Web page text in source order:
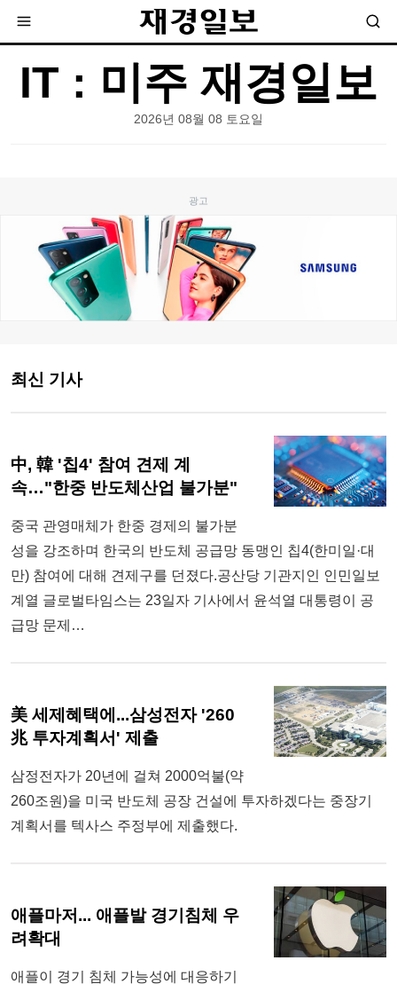
IT : 미주 재경일보
2026년 08월 08 토요일
최신 기사
中, 韓 '칩4' 참여 견제 계
속…"한중 반도체산업 불가분"
중국 관영매체가 한중 경제의 불가분
성을 강조하며 한국의 반도체 공급망 동맹인 칩4(한미일·대
만) 참여에 대해 견제구를 던졌다.공산당 기관지인 인민일보
계열 글로벌타임스는 23일자 기사에서 윤석열 대통령이 공
급망 문제…
美 세제혜택에...삼성전자 '260
兆 투자계획서' 제출
삼정전자가 20년에 걸쳐 2000억불(약
260조원)을 미국 반도체 공장 건설에 투자하겠다는 중장기
계획서를 텍사스 주정부에 제출했다.
애플마저... 애플발 경기침체 우
려확대
애플이 경기 침체 가능성에 대응하기